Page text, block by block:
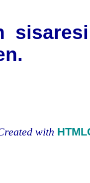
with